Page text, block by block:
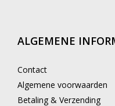
ALGEMENE
Contact
Algemene voorwaarden
Betaling & Verzending